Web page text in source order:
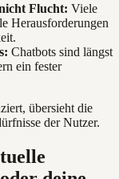
Flucht: Viele
Herausforderungen
Chatbots sind längst
ein fester
übersieht die
der Nutzer.